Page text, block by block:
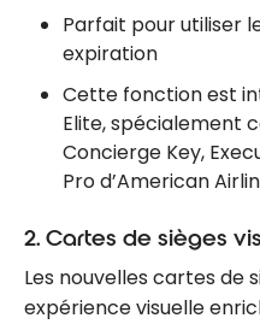
Parfait pour utiliser
expiration
Cette fonction est
Elite, spécialement
Concierge Key,
Pro d’American
2. Cartes de sièges
Les nouvelles cartes de
expérience visuelle